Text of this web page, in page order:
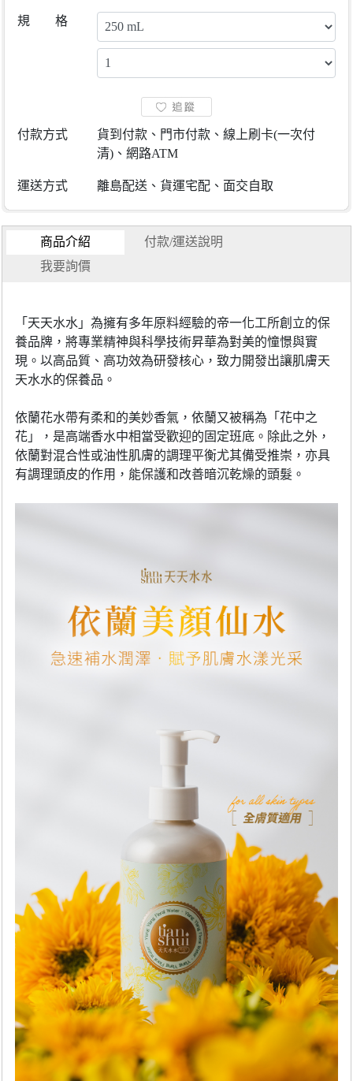
規 格
付款方式
貨到付款、門市付款、線上刷卡(一次付
清)、網路ATM
運送方式 離島配送、貨運宅配、面交自取
商品介紹
付款/運送說明
我要詢價
「天天水水」為擁有多年原料經驗的帝一化工所創立的保
養品牌，將專業精神與科學技術昇華為對美的憧憬與實
現。以高品質、高功效為研發核心，致力開發出讓肌膚天
天水水的保養品。
依蘭花水帶有柔和的美妙香氣，依蘭又被稱為「花中之
花」，是高端香水中相當受歡迎的固定班底。除此之外，
依蘭對混合性或油性肌膚的調理平衡尤其備受推崇，亦具
有調理頭皮的作用，能保護和改善暗沉乾燥的頭髮。